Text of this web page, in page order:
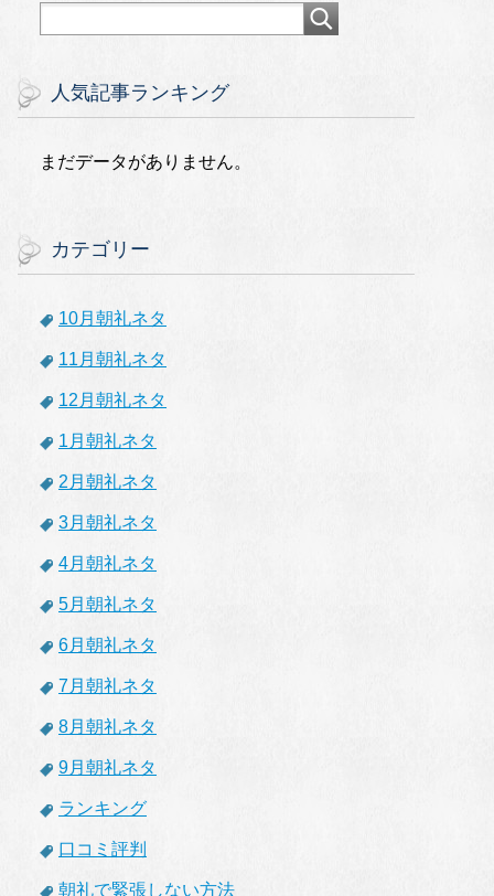
人気記事ランキング
まだデータがありません。
カテゴリー
10月朝礼ネタ
11月朝礼ネタ
12月朝礼ネタ
1月朝礼ネタ
2月朝礼ネタ
3月朝礼ネタ
4月朝礼ネタ
5月朝礼ネタ
6月朝礼ネタ
7月朝礼ネタ
8月朝礼ネタ
9月朝礼ネタ
ランキング
口コミ評判
朝礼で緊張しない方法